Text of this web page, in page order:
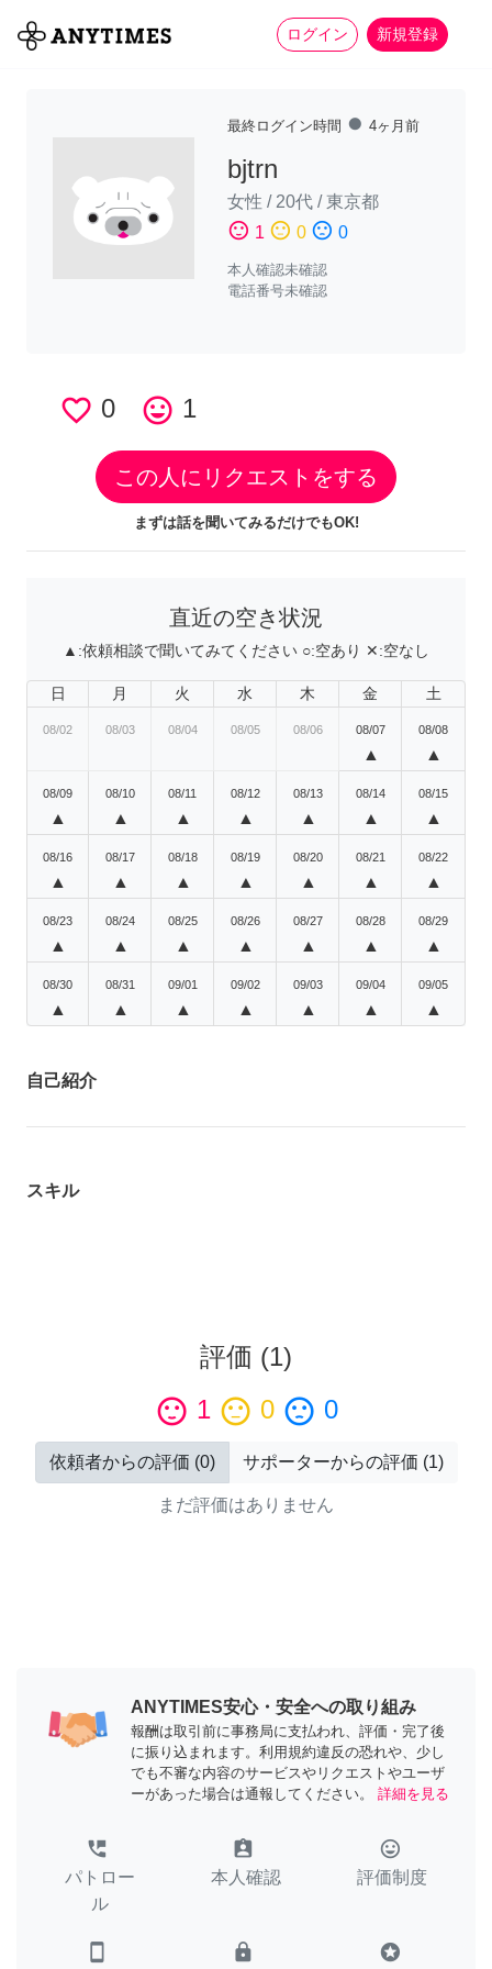
ログイン 新規登録
全て 家事 more_horiz
最終ログイン時間 fiber_manual_record 4ヶ月前
bjtrn
女性 / 20代 /東京都
sentiment_satisfied 1 sentiment_neutral 0 sentiment_dissatisfied 0
本人確認未確認
電話番号未確認
favorite_border 0 tag_faces 1
この人にリクエストをする
まずは話を聞いてみるだけでもOK!
直近の空き状況
▲:依頼相談で聞いてみてください ○:空あり ✕:空なし
日 月 火 水 木 金 土
08/02 08/03 08/04 08/05 08/06 08/07
▲
08/08
▲
08/09
▲
08/10
▲
08/11
▲
08/12
▲
08/13
▲
08/14
▲
08/15
▲
08/16
▲
08/17
▲
08/18
▲
08/19
▲
08/20
▲
08/21
▲
08/22
▲
08/23
▲
08/24
▲
08/25
▲
08/26
▲
08/27
▲
08/28
▲
08/29
▲
08/30
▲
08/31
▲
09/01
▲
09/02
▲
09/03
▲
09/04
▲
09/05
▲
自己紹介
スキル
評価 (1)
sentiment_satisfied 1 sentiment_neutral 0 sentiment_dissatisfied 0
依頼者からの評価 (0) サポーターからの評価 (1)
まだ評価はありません
ANYTIMES安心・安全への取り組み
報酬は取引前に事務局に支払われ、評価・完了後
に振り込まれます。利用規約違反の恐れや、少し
でも不審な内容のサービスやリクエストやユーザ
ーがあった場合は通報してください。
詳細を見る
perm_phone_msg
パトロー
ル
assignment_ind
本人確認
tag_faces
評価制度
smartphone lock stars